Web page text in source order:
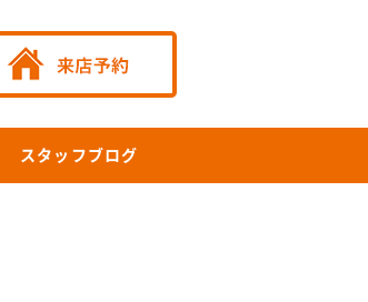
スタッフブログ